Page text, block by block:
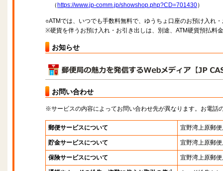
（ https://www.jp-comm.jp/showshop.php?CD=701430）
○ATMでは、いつでも手数料無料で、ゆうちょ口座のお預け入れ
※硬貨を伴うお預け入れ・お引き出しは、別途、ATM硬貨預払料
お知らせ
お問い合わせ
※サービスの内容によってお問い合わせ先が異なります。お電話
郵便サービスについて 宜野湾上原郵
貯金サービスについて 宜野湾上原郵
保険サービスについて 宜野湾上原郵